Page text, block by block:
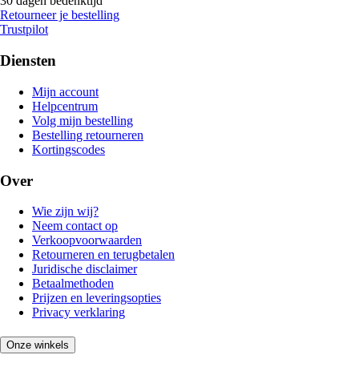
Retourneer je bestelling
Trustpilot
Diensten
Mijn account
Helpcentrum
Volg mijn bestelling
Bestelling retourneren
Kortingscodes
Over
Wie zijn wij?
Neem contact op
Verkoopvoorwaarden
Retourneren en terugbetalen
Juridische disclaimer
Betaalmethoden
Prijzen en leveringsopties
Privacy verklaring
Onze winkels